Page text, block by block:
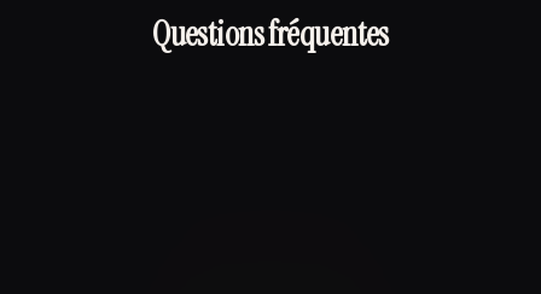
Questions fréquentes